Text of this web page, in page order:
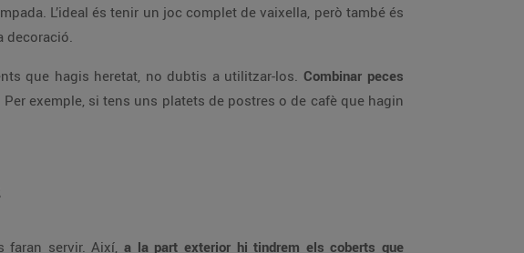
L’ideal és tenir un joc complet de vaixella, però també és
decoració.
que hagis heretat, no dubtis a utilitzar-los. Combinar peces
exemple, si tens uns platets de postres o de cafè que hagin
faran servir. Així, a la part exterior hi tindrem els coberts que